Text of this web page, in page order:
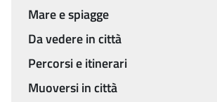
Mare e spiagge
Da vedere in città
Percorsi e itinerari
Muoversi in città